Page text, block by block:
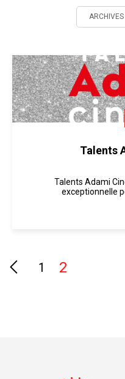
ARCHIVES
Talents
Talents Adami
exceptionnelle
1 2